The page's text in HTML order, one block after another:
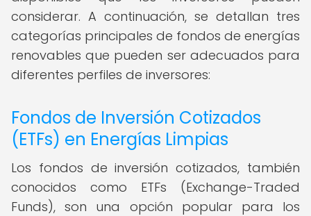
considerar. A continuación, se detallan tres
categorías principales de fondos de energías
renovables que pueden ser adecuados para
diferentes perfiles de inversores:
Fondos de Inversión Cotizados
(ETFs) en Energías Limpias
Los fondos de inversión cotizados, también
conocidos como ETFs (Exchange-Traded
Funds), son una opción popular para los